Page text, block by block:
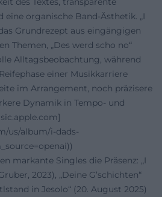
eine organische Band-Ästhetik. „I
Grundrezept aus eingängigen
Themen, „Des werd scho no“
Alltagsbeobachtung, während
einer Musikkarriere
im Arrangement, noch präzisere
Dynamik in Tempo- und
us/album/i-dads-
markante Singles die Präsenz: „I
2023), „Deine G’schichten“
in Jesolo“ (20. August 2025)